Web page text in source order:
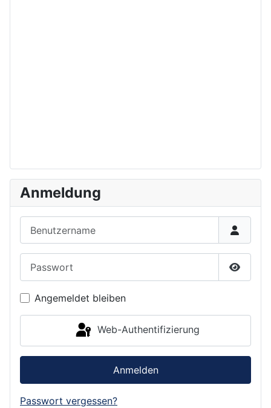
Anmeldung
Angemeldet bleiben
Web-Authentifizierung
Anmelden
Passwort vergessen?